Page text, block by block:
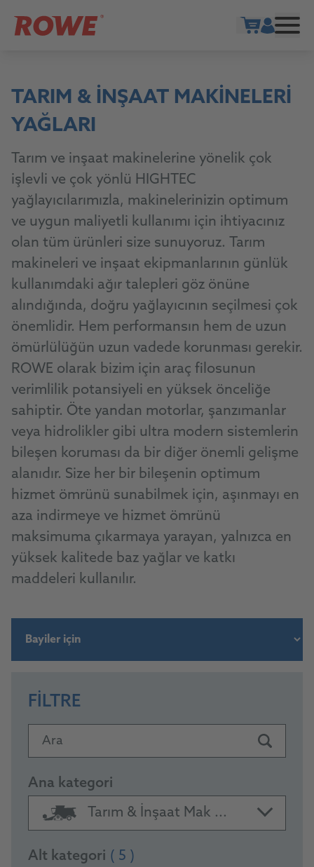
TARIM & İNŞAAT MAKINELERI
YAĞLARI
Tarım ve inşaat makinelerine yönelik çok
işlevli ve çok yönlü HIGHTEC
yağlayıcılarımızla, makinelerinizin optimum
ve uygun maliyetli kullanımı için ihtiyacınız
olan tüm ürünleri size sunuyoruz. Tarım
makineleri ve inşaat ekipmanlarının günlük
kullanımdaki ağır talepleri göz önüne
alındığında, doğru yağlayıcının seçilmesi çok
önemlidir. Hem performansın hem de uzun
ömürlülüğün uzun vadede korunması gerekir.
ROWE olarak bizim için araç filosunun
verimlilik potansiyeli en yüksek önceliğe
sahiptir. Öte yandan motorlar, şanzımanlar
veya hidrolikler gibi ultra modern sistemlerin
bileşen koruması da bir diğer önemli gelişme
alanıdır. Size her bir bileşenin optimum
hizmet ömrünü sunabilmek için, aşınmayı en
aza indirmeye ve hizmet ömrünü
maksimuma çıkarmaya yarayan, yalnızca en
yüksek kalitede baz yağlar ve katkı
maddeleri kullanılır.
FILTRE
Ara
Ana kategori
Tarım & İnşaat Mak ...
Alt kategori ( 5 )